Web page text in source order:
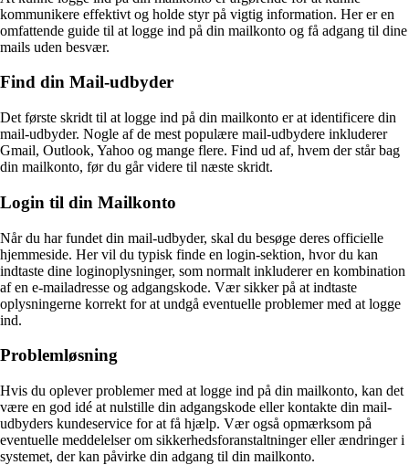
kommunikere effektivt og holde styr på vigtig information. Her er en
omfattende guide til at logge ind på din mailkonto og få adgang til dine
mails uden besvær.
Find din Mail-udbyder
Det første skridt til at logge ind på din mailkonto er at identificere din
mail-udbyder. Nogle af de mest populære mail-udbydere inkluderer
Gmail, Outlook, Yahoo og mange flere. Find ud af, hvem der står bag
din mailkonto, før du går videre til næste skridt.
Login til din Mailkonto
Når du har fundet din mail-udbyder, skal du besøge deres officielle
hjemmeside. Her vil du typisk finde en login-sektion, hvor du kan
indtaste dine loginoplysninger, som normalt inkluderer en kombination
af en e-mailadresse og adgangskode. Vær sikker på at indtaste
oplysningerne korrekt for at undgå eventuelle problemer med at logge
ind.
Problemløsning
Hvis du oplever problemer med at logge ind på din mailkonto, kan det
være en god idé at nulstille din adgangskode eller kontakte din mail-
udbyders kundeservice for at få hjælp. Vær også opmærksom på
eventuelle meddelelser om sikkerhedsforanstaltninger eller ændringer i
systemet, der kan påvirke din adgang til din mailkonto.